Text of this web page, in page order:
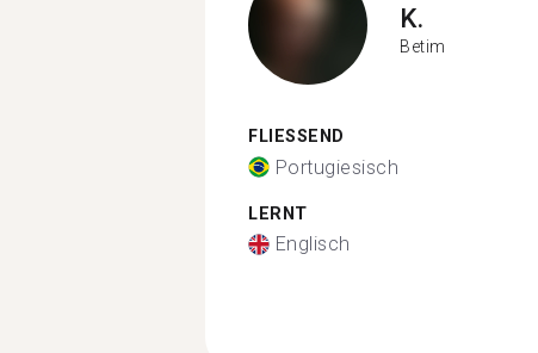
K.
Betim
FLIESSEND
Portugiesisch
LERNT
Englisch